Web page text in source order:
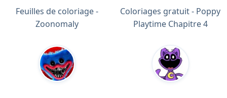
Feuilles de coloriage -
Zoonomaly
Coloriages gratuit - Poppy
Playtime Chapitre 4